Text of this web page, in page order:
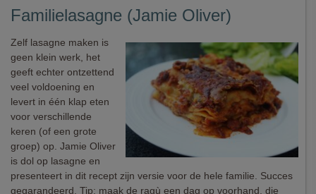
Familielasagne (Jamie Oliver)
Zelf lasagne maken is
geen klein werk, het
geeft echter ontzettend
veel voldoening en
levert in één klap eten
voor verschillende
keren (of een grote
groep) op. Jamie Oliver
is dol op lasagne en
presenteert in dit recept zijn versie voor de hele familie. Succes
gegarandeerd. Tip: maak de ragù een dag op voorhand, die